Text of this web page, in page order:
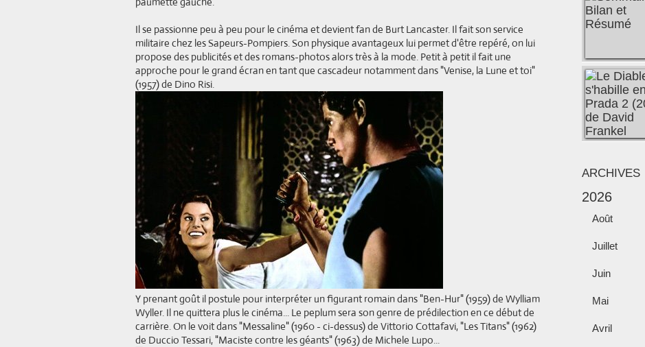
Il se passionne peu à peu pour le cinéma et devient fan de Burt Lancaster. Il fait son service
militaire chez les Sapeurs-Pompiers. Son physique avantageux lui permet d'être repéré, on lui
propose des publicités et des romans-photos alors très à la mode. Petit à petit il fait une
approche pour le grand écran en tant que cascadeur notamment dans "Venise, la Lune et toi"
(1957) de Dino Risi.
Y prenant goût il postule pour interpréter un figurant romain dans "Ben-Hur" (1959) de Wylliam
Wyller. Il ne quittera plus le cinéma... Le peplum sera son genre de prédilection en ce début de
carrière. On le voit dans "Messaline" (1960 - ci-dessus) de Vittorio Cottafavi, "Les Titans" (1962)
de Duccio Tessari, "Maciste contre les géants" (1963) de Michele Lupo...
ARCHIVES
2026
Août
Juillet
Juin
Mai
Avril